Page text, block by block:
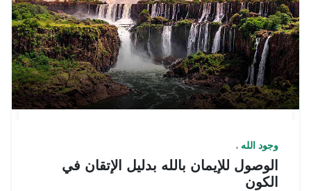
وجود الله
الوصول للإيمان بالله بدليل الإتقان في
الكون